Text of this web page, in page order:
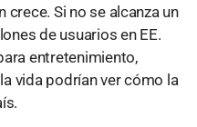
Si no se alcanza un
de usuarios en EE.
entretenimiento,
vida podrían ver cómo la